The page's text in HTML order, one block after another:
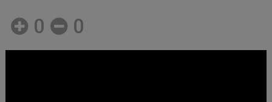
0 0